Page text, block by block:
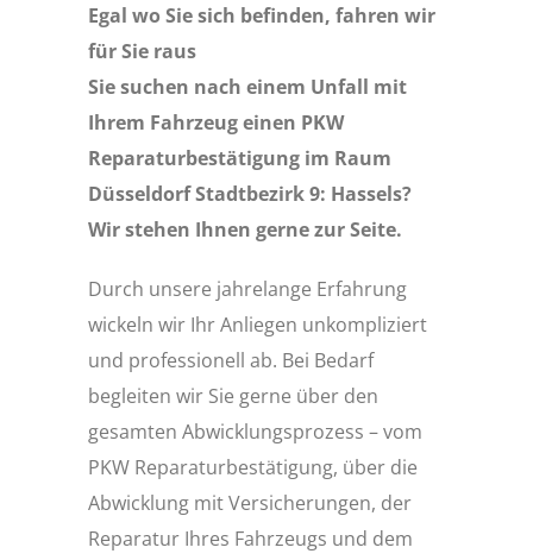
Egal wo Sie sich befinden, fahren wir
für Sie raus
Sie suchen nach einem Unfall mit
Ihrem Fahrzeug einen PKW
Reparaturbestätigung im Raum
Düsseldorf Stadtbezirk 9: Hassels?
Wir stehen Ihnen gerne zur Seite.
Durch unsere jahrelange Erfahrung
wickeln wir Ihr Anliegen unkompliziert
und professionell ab. Bei Bedarf
begleiten wir Sie gerne über den
gesamten Abwicklungsprozess – vom
PKW Reparaturbestätigung, über die
Abwicklung mit Versicherungen, der
Reparatur Ihres Fahrzeugs und dem